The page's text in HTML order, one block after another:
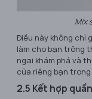
Mix
Điều này không chỉ
làm cho bạn trông
ngại khám phá và
của riêng bạn trong
2.5 Kết hợp